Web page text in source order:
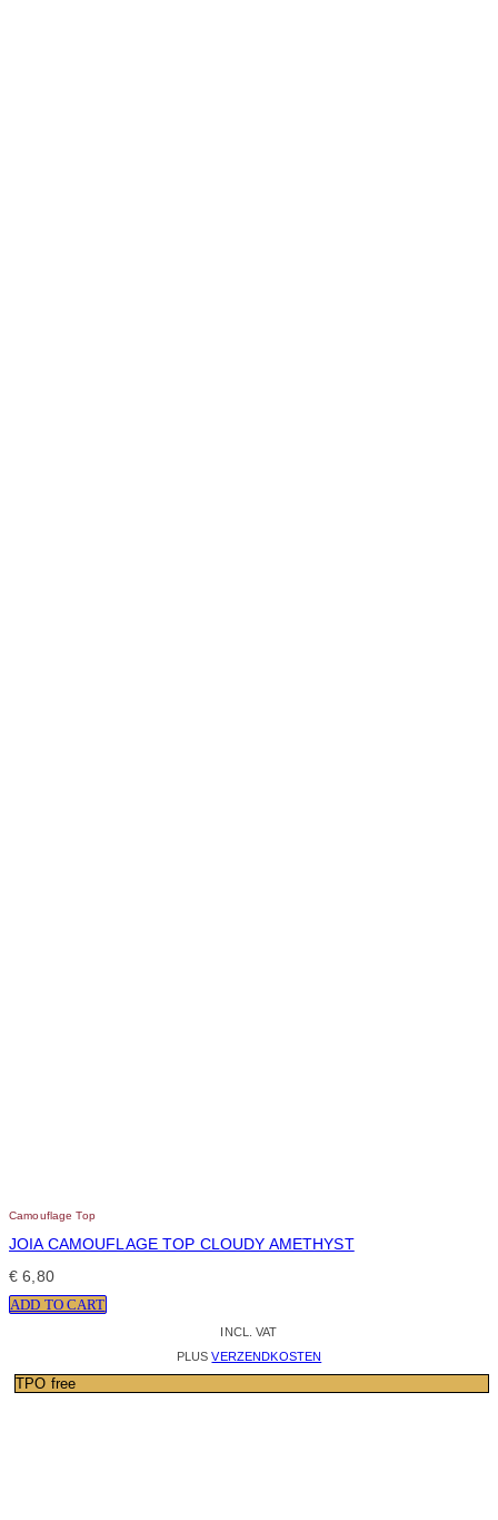
Camouflage Top
JOIA CAMOUFLAGE TOP CLOUDY AMETHYST
€ 6,80
ADD TO CART
INCL. VAT
PLUSVERZENDKOSTEN
TPO free